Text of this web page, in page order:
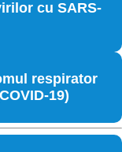
cu SARS-
respirator
19)